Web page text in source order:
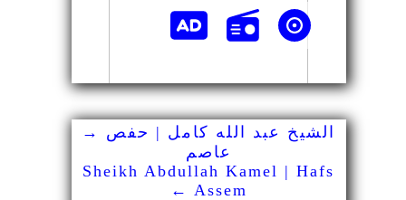
الشيخ عبد الله كامل | حفص →
عاصم
Sheikh Abdullah Kamel | Hafs
← Assem